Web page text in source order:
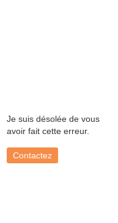
Je suis désolée de vous
avoir fait cette erreur.
Contactez